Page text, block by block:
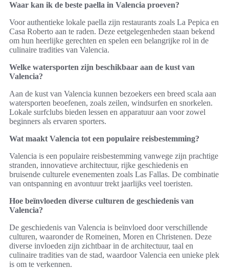
Waar kan ik de beste paella in Valencia proeven?
Voor authentieke lokale paella zijn restaurants zoals La Pepica en
Casa Roberto aan te raden. Deze eetgelegenheden staan bekend
om hun heerlijke gerechten en spelen een belangrijke rol in de
culinaire tradities van Valencia.
Welke watersporten zijn beschikbaar aan de kust van
Valencia?
Aan de kust van Valencia kunnen bezoekers een breed scala aan
watersporten beoefenen, zoals zeilen, windsurfen en snorkelen.
Lokale surfclubs bieden lessen en apparatuur aan voor zowel
beginners als ervaren sporters.
Wat maakt Valencia tot een populaire reisbestemming?
Valencia is een populaire reisbestemming vanwege zijn prachtige
stranden, innovatieve architectuur, rijke geschiedenis en
bruisende culturele evenementen zoals Las Fallas. De combinatie
van ontspanning en avontuur trekt jaarlijks veel toeristen.
Hoe beïnvloeden diverse culturen de geschiedenis van
Valencia?
De geschiedenis van Valencia is beïnvloed door verschillende
culturen, waaronder de Romeinen, Moren en Christenen. Deze
diverse invloeden zijn zichtbaar in de architectuur, taal en
culinaire tradities van de stad, waardoor Valencia een unieke plek
is om te verkennen.